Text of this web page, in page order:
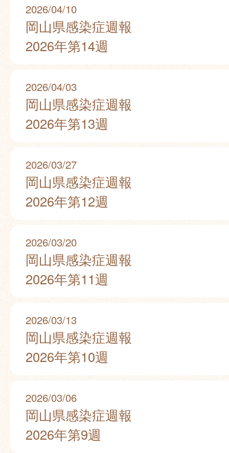
2026/04/10
岡山県感染症週報
2026年第14週
2026/04/03
岡山県感染症週報
2026年第13週
2026/03/27
岡山県感染症週報
2026年第12週
2026/03/20
岡山県感染症週報
2026年第11週
2026/03/13
岡山県感染症週報
2026年第10週
2026/03/06
岡山県感染症週報
2026年第9週